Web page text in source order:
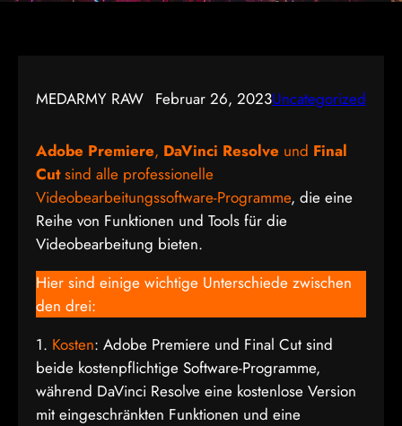
MEDARMY RAW Februar 26, 2023Uncategorized
Adobe Premiere, DaVinci Resolve und Final
Cutsind alle professionelle
Videobearbeitungssoftware-Programme, die eine
Reihe von Funktionen und Tools für die
Videobearbeitung bieten.
Hier sind einige wichtige Unterschiede zwischen
den drei:
1. Kosten: Adobe Premiere und Final Cut sind
beide kostenpflichtige Software-Programme,
während DaVinci Resolve eine kostenlose Version
mit eingeschränkten Funktionen und eine